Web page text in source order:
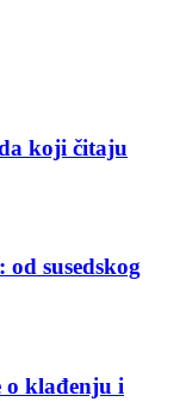
koji čitaju
susedskog
klađenju i